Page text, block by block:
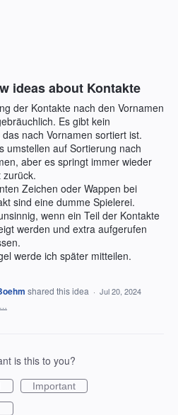
ideas about Kontakte
der Kontakte nach den Vornamen
Es gibt kein
nach Vornamen sortiert ist.
umstellen auf Sortierung nach
aber es springt immer wieder
zurück.
Zeichen oder Wappen bei
sind eine dumme Spielerei.
wenn ein Teil der Kontakte
werden und extra aufgerufen
werde ich später mitteilen.
shared this idea · Jul 20, 2024
is this to you?
Important